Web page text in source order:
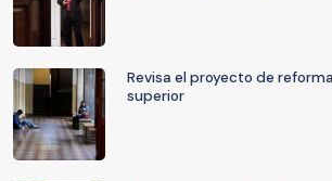
Revisa el proyecto de
superior